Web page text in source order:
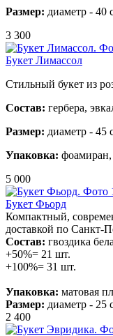
Размер: диаметр - 40
3 300
Букет Лимассол
Стильный букет из
Состав: гербера,
Размер: диаметр - 45
Упаковка:
5 000
Букет Фьорд
Компактный,
доставкой по Санкт-
Состав: гвоздика
+50%= 21 шт.
+100%= 31 шт.
Упаковка: матовая
Размер: диаметр - 25
2 400